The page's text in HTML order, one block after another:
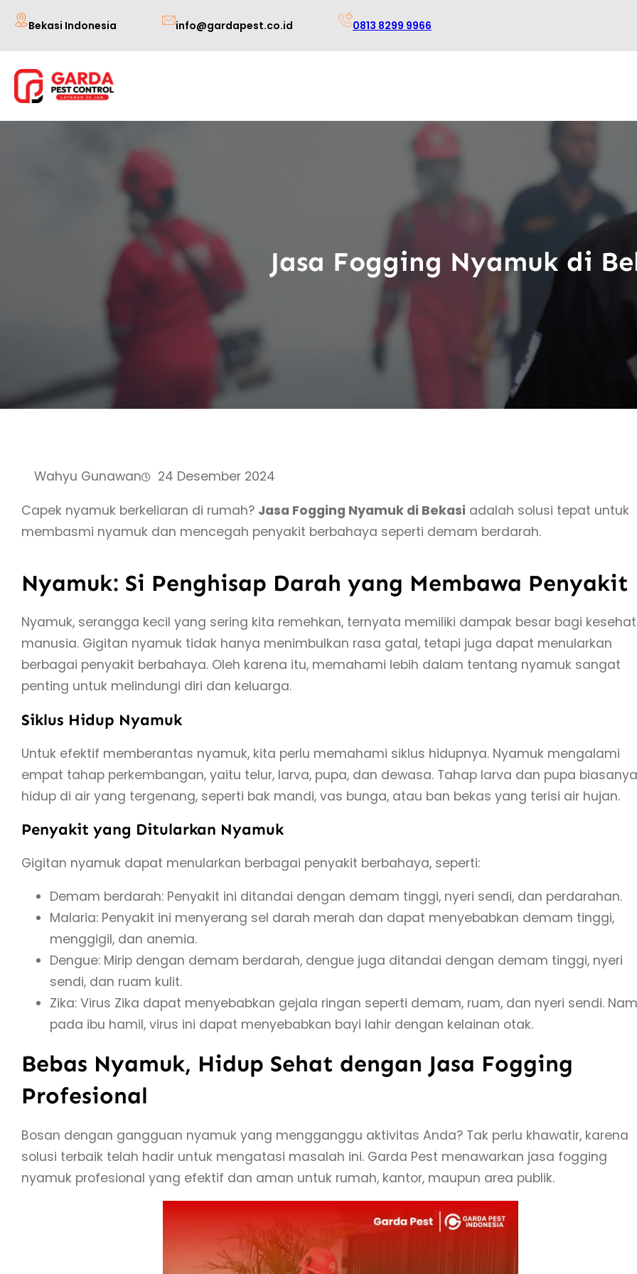
Lewati
konten
Bekasi Indonesia info@gardapest.co.id 0813 8299 9966
Jasa Fogging Nyamuk di
Wahyu Gunawan
24 Desember 2024
Capek nyamuk berkeliaran di rumah? Jasa Fogging Nyamuk di Bekasi adalah solusi tepat untuk
membasmi nyamuk dan mencegah penyakit berbahaya seperti demam berdarah.
Nyamuk: Si Penghisap Darah yang Membawa Penyakit
Nyamuk, serangga kecil yang sering kita remehkan, ternyata memiliki dampak besar bagi
manusia. Gigitan nyamuk tidak hanya menimbulkan rasa gatal, tetapi juga dapat menularkan
berbagai penyakit berbahaya. Oleh karena itu, memahami lebih dalam tentang nyamuk sangat
penting untuk melindungi diri dan keluarga.
Siklus Hidup Nyamuk
Untuk efektif memberantas nyamuk, kita perlu memahami siklus hidupnya. Nyamuk mengalami
empat tahap perkembangan, yaitu telur, larva, pupa, dan dewasa. Tahap larva dan pupa biasanya
hidup di air yang tergenang, seperti bak mandi, vas bunga, atau ban bekas yang terisi air hujan.
Penyakit yang Ditularkan Nyamuk
Gigitan nyamuk dapat menularkan berbagai penyakit berbahaya, seperti:
Demam berdarah: Penyakit ini ditandai dengan demam tinggi, nyeri sendi, dan perdarahan.
Malaria: Penyakit ini menyerang sel darah merah dan dapat menyebabkan demam tinggi,
menggigil, dan anemia.
Dengue: Mirip dengan demam berdarah, dengue juga ditandai dengan demam tinggi, nyeri
sendi, dan ruam kulit.
Zika: Virus Zika dapat menyebabkan gejala ringan seperti demam, ruam, dan nyeri sendi.
pada ibu hamil, virus ini dapat menyebabkan bayi lahir dengan kelainan otak.
Bebas Nyamuk, Hidup Sehat dengan Jasa Fogging
Profesional
Bosan dengan gangguan nyamuk yang mengganggu aktivitas Anda? Tak perlu khawatir, karena
solusi terbaik telah hadir untuk mengatasi masalah ini. Garda Pest menawarkan jasa fogging
nyamuk profesional yang efektif dan aman untuk rumah, kantor, maupun area publik.